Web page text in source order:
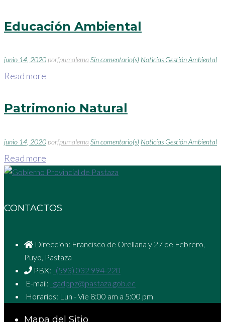
Educación Ambiental
junio 14, 2020porfpumalema Sin comentario(s) Noticias Gestión Ambiental
Read more
Patrimonio Natural
junio 14, 2020porfpumalema Sin comentario(s) Noticias Gestión Ambiental
Read more
CONTACTOS
Dirección: Francisco de Orellana y 27 de Febrero,
Puyo, Pastaza
PBX: (593) 032 994-220
E-mail: gadppz@pastaza.gob.ec
Horarios: Lun - Vie 8:00 am a 5:00 pm
Mapa del Sitio